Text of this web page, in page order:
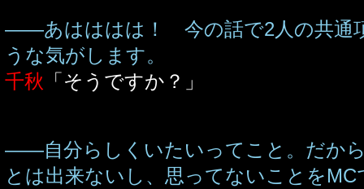
――あはははは！ 今の話で2人の共通
うな気がします。
千秋 「そうですか？」
――自分らしくいたいってこと。だか
とは出来ないし、思ってないことを